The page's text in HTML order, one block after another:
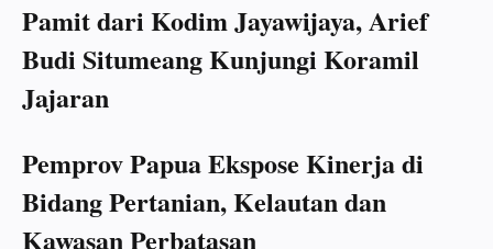
Pamit dari Kodim Jayawijaya, Arief
Budi Situmeang Kunjungi Koramil
Jajaran
Pemprov Papua Ekspose Kinerja di
Bidang Pertanian, Kelautan dan
Kawasan Perbatasan